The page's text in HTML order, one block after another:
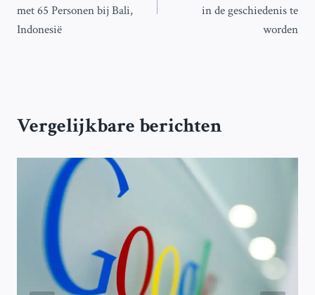
met 65 Personen bij Bali,
Indonesië
in de geschiedenis te
worden
Vergelijkbare berichten